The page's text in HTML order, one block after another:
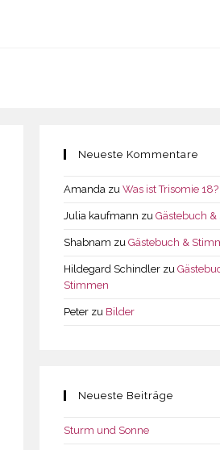
Neueste Kommentare
Amanda zu Was ist Trisomie 18?
Julia kaufmann zu Gästebuch
Shabnam zu Gästebuch &
Hildegard Schindler zu
Stimmen
Peter zu Bilder
Neueste Beiträge
Sturm und Sonne